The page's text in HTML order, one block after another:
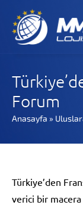
Forum
Anasayfa »
Türkiye’den
verici bir